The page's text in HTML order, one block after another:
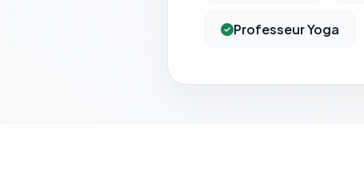
Professeur Yoga